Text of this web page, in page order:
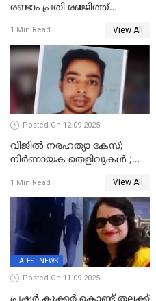
രണ്ടാം പ്രതി രഞ്ജിത്ത്
1 Min Read View All
Posted On 12-09-2025
വിജിൽ നരഹത്യാ കേസ്;
നിർണായക തെളിവുകൾ ;
താടിയെല്ലും ലഭിച്ചു
1 Min Read View All
LATEST NEWS
Posted On 11-09-2025